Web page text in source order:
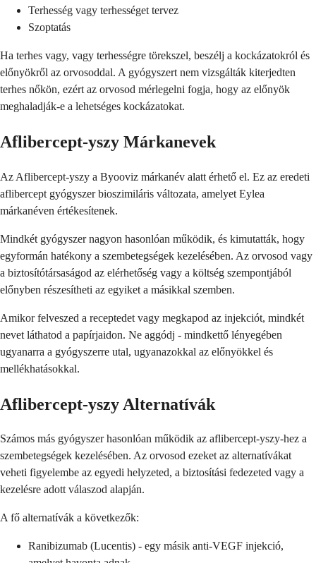
Terhesség vagy terhességet tervez
Szoptatás
Ha terhes vagy, vagy terhességre törekszel, beszélj a kockázatokról és
előnyökről az orvosoddal. A gyógyszert nem vizsgálták kiterjedten
terhes nőkön, ezért az orvosod mérlegelni fogja, hogy az előnyök
meghaladják-e a lehetséges kockázatokat.
Aflibercept-yszy Márkanevek
Az Aflibercept-yszy a Byooviz márkanév alatt érhető el. Ez az eredeti
aflibercept gyógyszer bioszimiláris változata, amelyet Eylea
márkanéven értékesítenek.
Mindkét gyógyszer nagyon hasonlóan működik, és kimutatták, hogy
egyformán hatékony a szembetegségek kezelésében. Az orvosod vagy
a biztosítótársaságod az elérhetőség vagy a költség szempontjából
előnyben részesítheti az egyiket a másikkal szemben.
Amikor felveszed a receptedet vagy megkapod az injekciót, mindkét
nevet láthatod a papírjaidon. Ne aggódj - mindkettő lényegében
ugyanarra a gyógyszerre utal, ugyanazokkal az előnyökkel és
mellékhatásokkal.
Aflibercept-yszy Alternatívák
Számos más gyógyszer hasonlóan működik az aflibercept-yszy-hez a
szembetegségek kezelésében. Az orvosod ezeket az alternatívákat
veheti figyelembe az egyedi helyzeted, a biztosítási fedezeted vagy a
kezelésre adott válaszod alapján.
A fő alternatívák a következők:
Ranibizumab (Lucentis) - egy másik anti-VEGF injekció,